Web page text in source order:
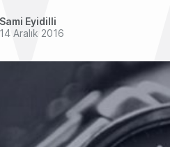
Sami Eyidilli
14 Aralık 2016